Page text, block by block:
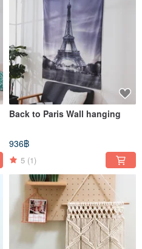
Back to Paris Wall hanging
936฿
5 (1)